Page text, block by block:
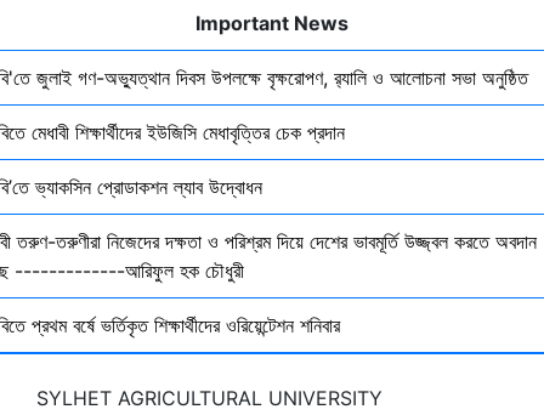
Important News
জুলাই গণ-অভ্যুত্থান দিবস উপলক্ষে বৃক্ষরোপণ, র‍্যালি ও আলোচনা সভা অনুষ্ঠিত
মেধাবী শিক্ষার্থীদের ইউজিসি মেধাবৃত্তির চেক প্রদান
ভ্যাকসিন প্রোডাকশন ল্যাব উদ্বোধন
তরুণ-তরুণীরা নিজেদের দক্ষতা ও পরিশ্রম দিয়ে দেশের ভাবমূর্তি উজ্জ্বল করতে অবদান
-------------আরিফুল হক চৌধুরী
প্রথম বর্ষে ভর্তিকৃত শিক্ষার্থীদের ওরিয়েন্টেশন শনিবার
SYLHET AGRICULTURAL UNIVERSITY